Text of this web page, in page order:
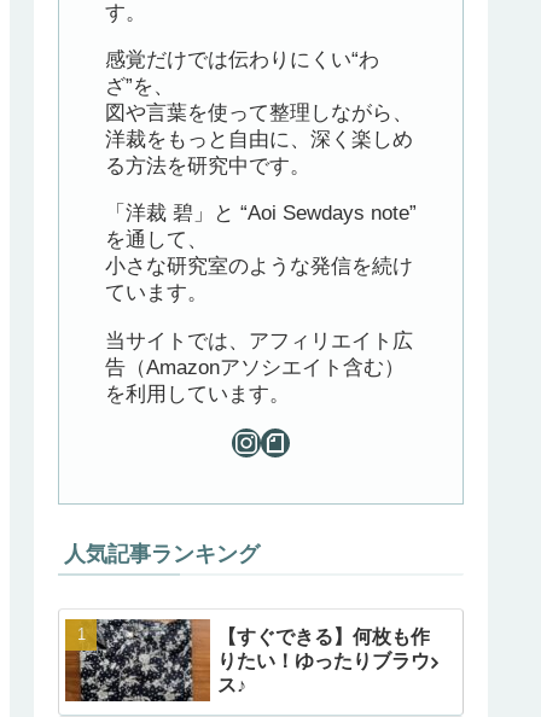
す。
感覚だけでは伝わりにくい“わ
ざ”を、
図や言葉を使って整理しながら、
洋裁をもっと自由に、深く楽しめ
る方法を研究中です。
「洋裁 碧」と “Aoi Sewdays note”
を通して、
小さな研究室のような発信を続け
ています。
当サイトでは、アフィリエイト広
告（Amazonアソシエイト含む）
を利用しています。
人気記事ランキング
【すぐできる】何枚も作
りたい！ゆったりブラウ
ス♪